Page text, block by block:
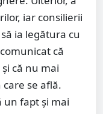
iar consilierii
ia legătura cu
că
că nu mai
se află.
un fapt și mai